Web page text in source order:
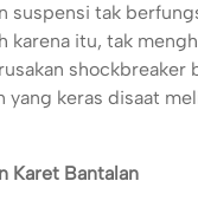
suspensi tak
karena itu, tak
shockbreaker
yang keras disaat
Karet Bantalan